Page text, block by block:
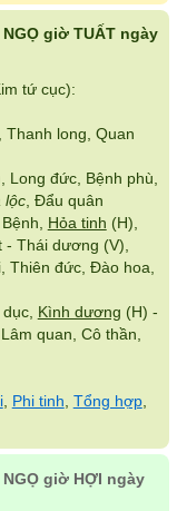
giờ TUẤT ngày
tứ cục):
long, Quan
Long đức, Bệnh phù,
lộc, Đẩu quân
Hỏa tinh (H),
Thái dương (V),
Thiên đức, Đào hoa,
Kình dương (H) -
quan, Cô thần,
, Phi tinh Tổng hợp,
giờ HỢI ngày